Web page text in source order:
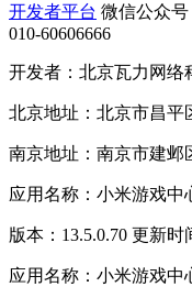
开发者平台 微信公众号
010-60606666
开发者：北京瓦力网络
北京地址：北京市昌平
南京地址：南京市建邺
应用名称：小米游戏中
版本：13.5.0.70 更新时
应用名称：小米游戏中